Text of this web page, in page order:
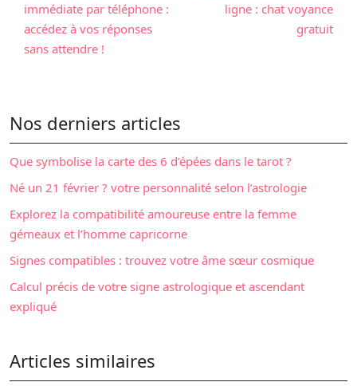
immédiate par téléphone :
accédez à vos réponses
sans attendre !
ligne : chat voyance
gratuit
Nos derniers articles
Que symbolise la carte des 6 d’épées dans le tarot ?
Né un 21 février ? votre personnalité selon l’astrologie
Explorez la compatibilité amoureuse entre la femme
gémeaux et l’homme capricorne
Signes compatibles : trouvez votre âme sœur cosmique
Calcul précis de votre signe astrologique et ascendant
expliqué
Articles similaires